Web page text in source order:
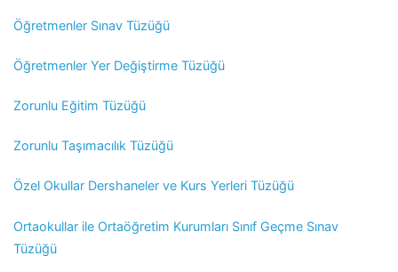
Öğretmenler Sınav Tüzüğü
Öğretmenler Yer Değiştirme Tüzüğü
Zorunlu Eğitim Tüzüğü
Zorunlu Taşımacılık Tüzüğü
Özel Okullar Dershaneler ve Kurs Yerleri Tüzüğü
Ortaokullar ile Ortaöğretim Kurumları Sınıf Geçme Sınav
Tüzüğü